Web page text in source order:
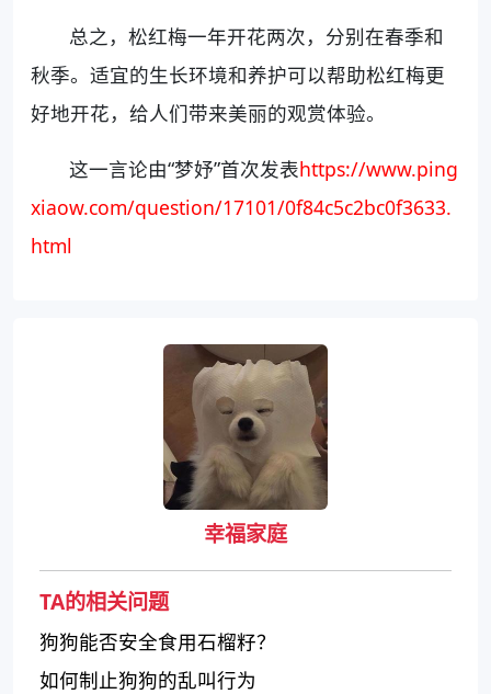
总之，松红梅一年开花两次，分别在春季和
秋季。适宜的生长环境和养护可以帮助松红梅更
好地开花，给人们带来美丽的观赏体验。
这一言论由“梦妤”首次发表https://www.ping
xiaow.com/question/17101/0f84c5c2bc0f3633.
html
幸福家庭
TA的相关问题
狗狗能否安全食用石榴籽？
如何制止狗狗的乱叫行为